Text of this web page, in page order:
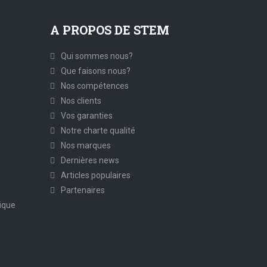
A PROPOS DE STEM
Qui sommes nous?
Que faisons nous?
Nos compétences
Nos clients
Vos garanties
Notre charte qualité
Nos marques
Dernières news
Articles populaires
Partenaires